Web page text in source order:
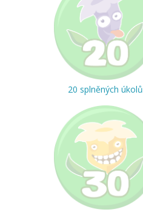
20 splněných úkolů